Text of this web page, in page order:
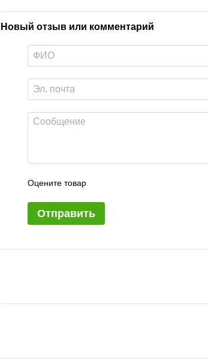
Новый отзыв или комментарий
Оцените товар
Отправить